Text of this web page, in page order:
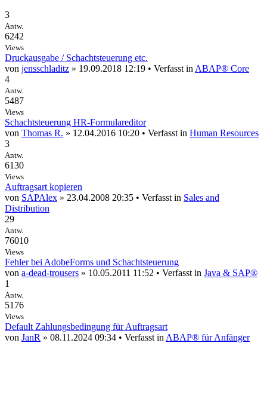
3
Antw.
6242
Views
Druckausgabe / Schachtsteuerung etc.
von jensschladitz » 19.09.2018 12:19 • Verfasst in ABAP® Core
4
Antw.
5487
Views
Schachtsteuerung HR-Formulareditor
von Thomas R. » 12.04.2016 10:20 • Verfasst in Human Resources
3
Antw.
6130
Views
Auftragsart kopieren
von SAPAlex » 23.04.2008 20:35 • Verfasst in Sales and
Distribution
29
Antw.
76010
Views
Fehler bei AdobeForms und Schachtsteuerung
von a-dead-trousers » 10.05.2011 11:52 • Verfasst in Java & SAP®
1
Antw.
5176
Views
Default Zahlungsbedingung für Auftragsart
von JanR » 08.11.2024 09:34 • Verfasst in ABAP® für Anfänger